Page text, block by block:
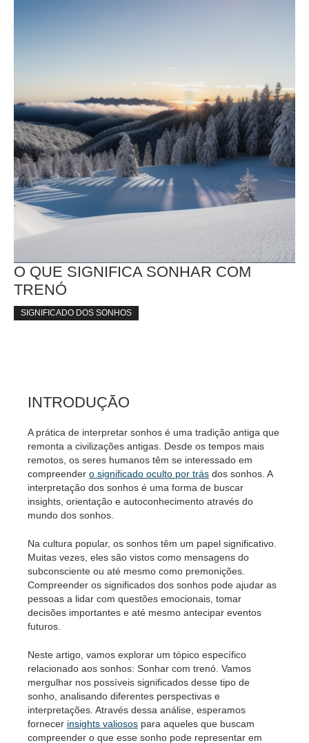
O QUE SIGNIFICA SONHAR COM
TRENÓ
SIGNIFICADO DOS SONHOS
INTRODUÇÃO
A prática de interpretar sonhos é uma tradição antiga que
remonta a civilizações antigas. Desde os tempos mais
remotos, os seres humanos têm se interessado em
compreender o significado oculto por trás dos sonhos. A
interpretação dos sonhos é uma forma de buscar
insights, orientação e autoconhecimento através do
mundo dos sonhos.
Na cultura popular, os sonhos têm um papel significativo.
Muitas vezes, eles são vistos como mensagens do
subconsciente ou até mesmo como premonições.
Compreender os significados dos sonhos pode ajudar as
pessoas a lidar com questões emocionais, tomar
decisões importantes e até mesmo antecipar eventos
futuros.
Neste artigo, vamos explorar um tópico específico
relacionado aos sonhos: Sonhar com trenó. Vamos
mergulhar nos possíveis significados desse tipo de
sonho, analisando diferentes perspectivas e
interpretações. Através dessa análise, esperamos
fornecer insights valiosos para aqueles que buscam
compreender o que esse sonho pode representar em